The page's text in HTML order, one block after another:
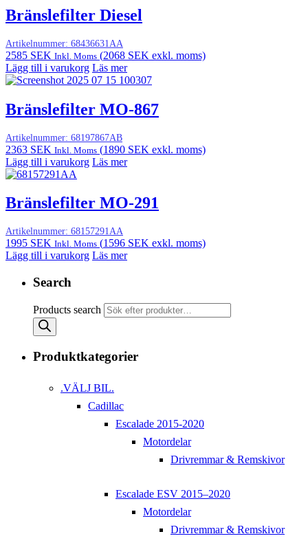
Bränslefilter Diesel
Artikelnummer: 68436631AA
2585 SEK Inkl. Moms (2068 SEK exkl. moms)
Lägg till i varukorg Läs mer
Bränslefilter MO-867
Artikelnummer: 68197867AB
2363 SEK Inkl. Moms (1890 SEK exkl. moms)
Lägg till i varukorg Läs mer
Bränslefilter MO-291
Artikelnummer: 68157291AA
1995 SEK Inkl. Moms (1596 SEK exkl. moms)
Lägg till i varukorg Läs mer
Search
Products search
Produktkategorier
.VÄLJ BIL.
Cadillac
Escalade 2015-2020
Motordelar
Drivremmar & Remskivor
Escalade ESV 2015–2020
Motordelar
Drivremmar & Remskivor